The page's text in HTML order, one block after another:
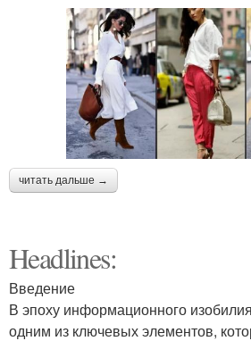
читать дальше →
Headlines:
Введение
В эпоху информационного
одним из ключевых элементов,